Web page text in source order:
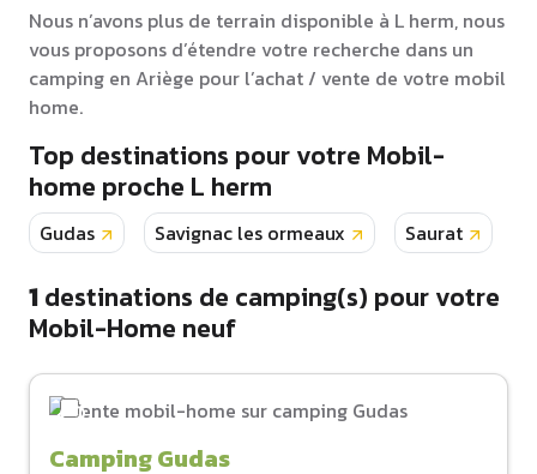
Nous n’avons plus de terrain disponible à L herm, nous
vous proposons d’étendre votre recherche dans un
camping en Ariège pour l’achat / vente de votre mobil
home.
Top destinations pour votre Mobil-
home proche L herm
Gudas Savignac les ormeaux Saurat
1destinations de camping(s) pour votre
Mobil-Home neuf
Camping Gudas